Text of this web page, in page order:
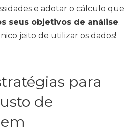
e adotar o cálculo que
seus objetivos de análise.
jeito de utilizar os dados!
para
de